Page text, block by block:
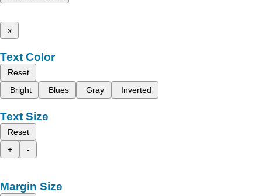
x
Text Color
Reset
Bright
Blues Gray Inverted
Text Size
Reset
+
-
Margin Size